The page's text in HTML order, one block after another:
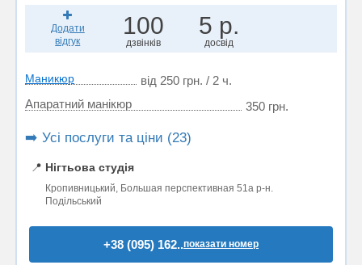
Додати
відгук
100
дзвінків
5 р.
досвід
Маникюр
від 250 грн. / 2 ч.
Апаратний манікюр
350 грн.
➡️ Усі послуги та ціни (23)
📍 Нігтьова студія
Кропивницький, Большая перспективная 51а р-н.
Подільський
+38 (095) 162..показати номер